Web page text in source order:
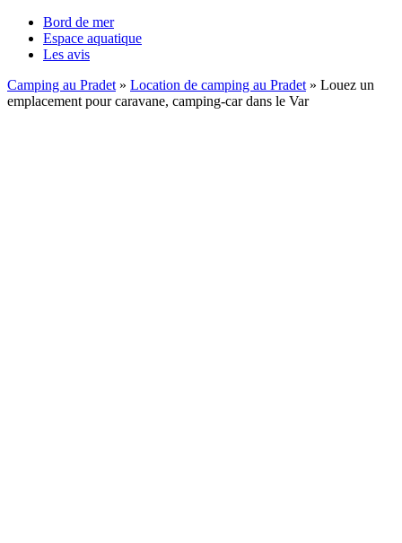
Bord de mer
Espace aquatique
Les avis
Camping au Pradet » Location de camping au Pradet » Louez un
emplacement pour caravane, camping-car dans le Var